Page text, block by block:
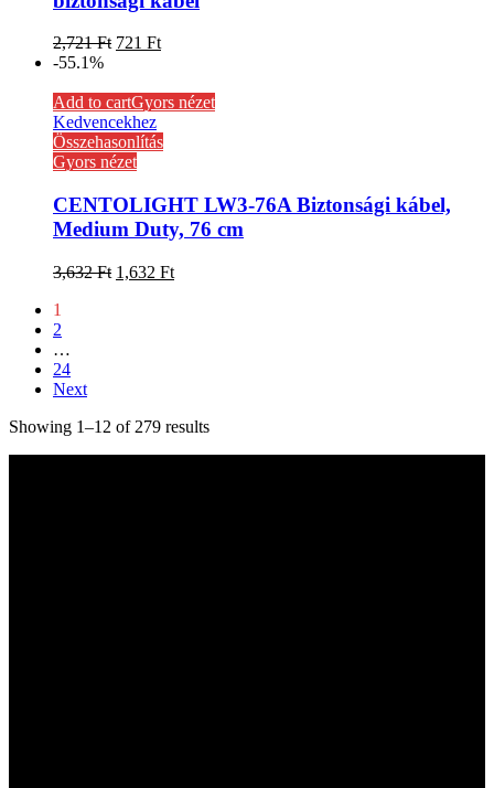
2,721Ft 721 Ft
-55.1%
Add to cartGyors nézet
Kedvencekhez
Összehasonlítás
Gyors nézet
CENTOLIGHT LW3-76A Biztonsági kábel,
Medium Duty, 76 cm
3,632Ft 1,632 Ft
1
2
…
24
Next
Showing 1–12 of 279 results